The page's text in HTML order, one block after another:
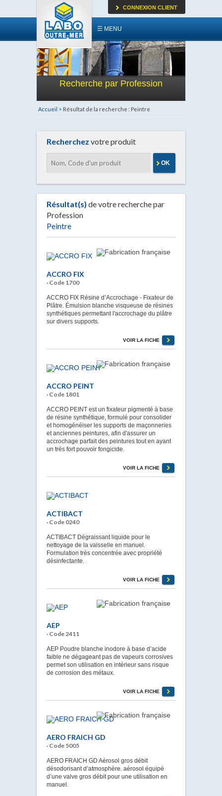
☰ MENU
CONNEXION CLIENT
Recherche par Profession
Accueil > Résultat de la recherche : Peintre
Recherchez votre produit
OK
Résultat(s) de votre recherche par
Profession
Peintre
ACCRO FIX
· Code 1700
ACCRO FIX Résine d’Accrochage - Fixateur de
Plâtre. Émulsion blanche visqueuse de résines
synthétiques permettant l'accrochage du plâtre
sur divers supports.
VOIR LA FICHE
ACCRO PEINT
· Code 1801
ACCRO PEINT est un fixateur pigmenté à base
de résine synthétique, formulé pour consolider
et homogénéiser les supports de maçonneries
et anciennes peintures, afin d'assurer un
accrochage parfait des peintures tout en ayant
un très fort pouvoir fongicide.
VOIR LA FICHE
ACTIBACT
· Code 0240
ACTIBACT Dégraissant liquide pour le
nettoyage de la vaisselle en manuel.
Formulation très concentrée avec propriété
désinfectante.
VOIR LA FICHE
AEP
· Code 2411
AEP Poudre blanche inodore à base d’acide
faible ne dégageant pas de vapeurs corrosives
permet son utilisation en intérieur sans risque
de corrosion des métaux.
VOIR LA FICHE
AERO FRAICH GD
· Code 5005
AERO FRAICH GD Aérosol gros débit
désodorisant d’atmosphère. aérosol équipé
d’une valve gros débit pour une utilisation en
manuel.